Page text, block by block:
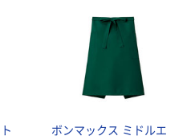
ボンマックス ミドルエ